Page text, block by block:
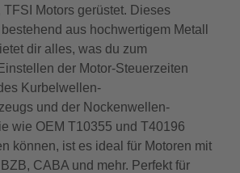
TFSI Motors gerüstet. Dieses
aus hochwertigem Metall
dir alles, was du zum
der Motor-Steuerzeiten
Kurbelwellen-
und der Nockenwellen-
wie OEM T10355 und T40196
können, ist es ideal für Motoren mit
CABA und mehr. Perfekt für